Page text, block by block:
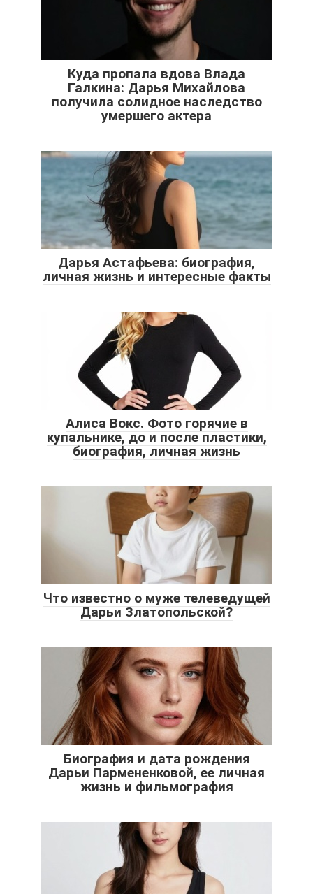
Куда пропала вдова Влада
Галкина: Дарья Михайлова
получила солидное наследство
умершего актера
Дарья Астафьева: биография,
личная жизнь и интересные факты
Алиса Вокс. Фото горячие в
купальнике, до и после пластики,
биография, личная жизнь
Что известно о муже телеведущей
Дарьи Златопольской?
Биография и дата рождения
Дарьи Пармененковой, ее личная
жизнь и фильмография